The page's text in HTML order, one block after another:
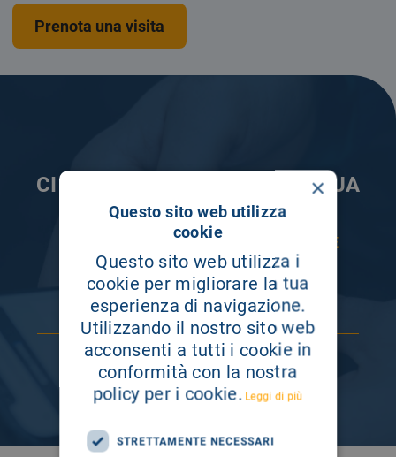
CI PRENDIAMO CURA DELLA TUA
INFORMAZIONE
ISCRIVITI AI NOSTRI CANALI PER RESTARE
SEMPRE AGGIORNATO
Prenota una visita
×
Questo sito web utilizza
cookie
Questo sito web utilizza i
cookie per migliorare la tua
esperienza di navigazione.
Utilizzando il nostro sito web
acconsenti a tutti i cookie in
conformità con la nostra
policy per i cookie. Leggi di più
STRETTAMENTE NECESSARI